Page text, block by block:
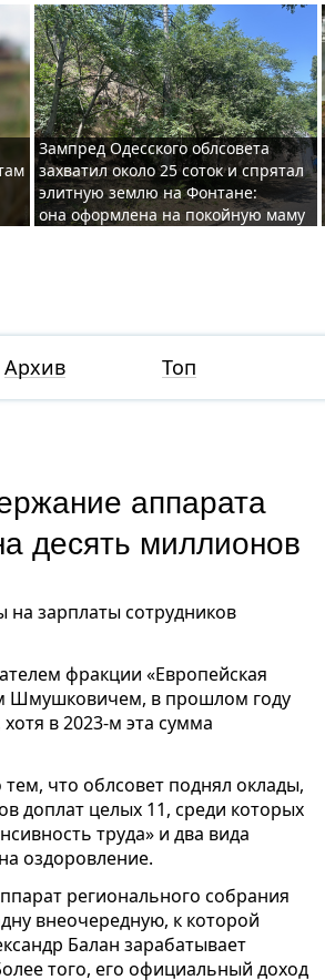
Зампред Одесского облсовета
захватил около 25 соток и спрятал
элитную землю на Фонтане:
она оформлена на покойную маму
Архив Топ
аппарата
десять миллионов
зарплаты сотрудников
фракции «Европейская
Шмушковичем, в прошлом году
в 2023-м эта сумма
что облсовет поднял оклады,
доплат целых 11, среди которых
труда» и два вида
оздоровление.
регионального собрания
внеочередную, к которой
Балан зарабатывает
того, его официальный доход